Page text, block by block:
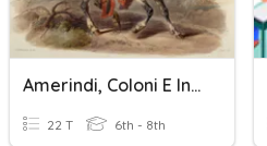
Amerindi, Coloni E Inglesi: L'America Del '700
22 T 6th - 8th